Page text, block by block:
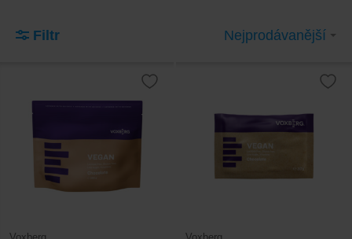
Filtr Nejprodávanější